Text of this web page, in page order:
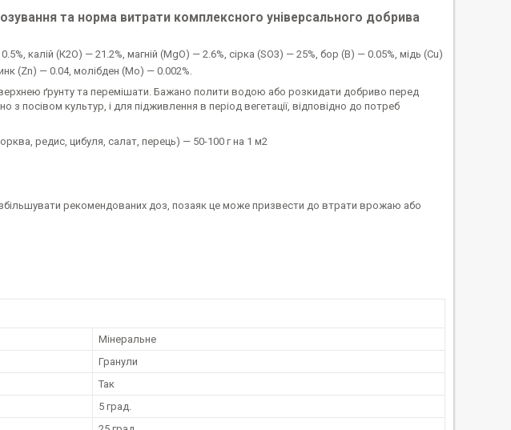
та норма витрати комплексного універсального добрива
калій (К2О) — 21.2%, магній (MgO) — 2.6%, сірка (SO3) — 25%, бор (B) — 0.05%, мідь (Cu)
(Zn) — 0.04, молібден (Mo) — 0.002%.
ґрунту та перемішати. Бажано полити водою або розкидати добриво перед
посівом культур, і для підживлення в період вегетації, відповідно до потреб
редис, цибуля, салат, перець) — 50-100 г на 1 м2
рекомендованих доз, позаяк це може призвести до втрати врожаю або
Мінеральне
Гранули
Так
5 град.